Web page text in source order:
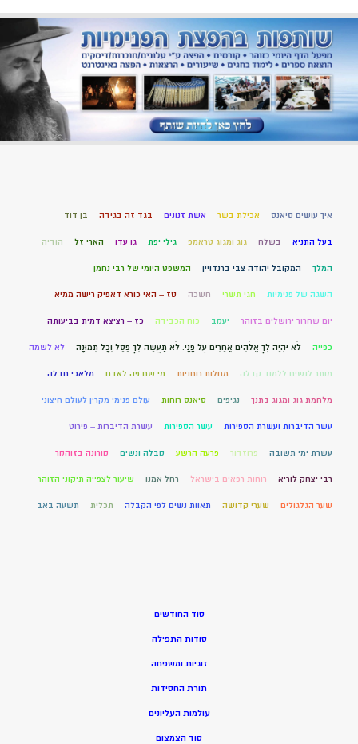
איך עושים סיאנס אכילת בשר אשת זנונים בגד זה בגידה בן דוד
בעל התניא בשלח גוג ומגוג טראמפ גילי יפת גן עדן הארי זל הודיה
המלך המקובל יהודה צבי ברנדויין המשפט היומי של רבי נחמן
השגה של פנימיות חגי תשרי חשכה טז – האי כורא דאפיק רישה ממיא
יום שחרור ירושלים בזוהר יעקב כוח הכבידה כז – רציצא דמית בביעותה
כפייה לֹא יִהְיֶה לְךָ אֱלֹהִים אֲחֵרִים עַל פָּנָי. לֹא תַעֲשֶׂה לְךָ פֶסֶל וְכָל תְּמוּנָה לא לשמה
מותר לנשים ללמוד קבלה מחלות רוחניות מי שם פה לאדם מלאכי חבלה
מלחמת גוג ומגוג בתנך נגיפים סיאנס רוחות עולם פנימי מקרין לעולם חיצוני
עשר הדיברות ועשרת הספירות עשר הספירות עשרת הדיברות – פירוט
עשרת ימי תשובה פרוזדור פרעה הרשע קבלה ונשים קורונה בזוהקר
רבי יצחק לוריא רוחות רפאים בישראל רחל אמנו שיעור לצפייה תיקוני הזוהר
שער הגלגולים שערי קדושה תאוות נשים לפי הקבלה תכלית תשעה באב
סוד החודשים
סודות התפילה
זוגיות ומשפחה
תורת החסידות
עולמות העליונים
סוד הצמצום